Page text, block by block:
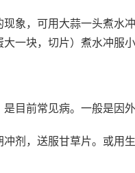
现象，可用大蒜一头煮水
一块，切片）煮水冲服小
目前常见病。一般是因
剂，送服甘草片。或用